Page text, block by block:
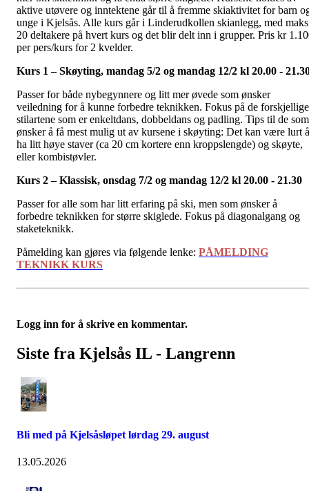
aktive utøvere og inntektene går til å fremme skiaktivitet for barn
unge i Kjelsås. Alle kurs går i Linderudkollen skianlegg, med maks
20 deltakere på hvert kurs og det blir delt inn i grupper. Pris kr
per pers/kurs for 2 kvelder.
Kurs 1 – Skøyting, mandag 5/2 og mandag 12/2 kl 20.00 -
Passer for både nybegynnere og litt mer øvede som ønsker
veiledning for å kunne forbedre teknikken. Fokus på de forskjellige
stilartene som er enkeltdans, dobbeldans og padling. Tips til de som
ønsker å få mest mulig ut av kursene i skøyting: Det kan være lurt å
ha litt høye staver (ca 20 cm kortere enn kroppslengde) og skøyte,
eller kombistøvler.
Kurs 2 – Klassisk, onsdag 7/2 og mandag 12/2 kl 20.00 - 21.30
Passer for alle som har litt erfaring på ski, men som ønsker å
forbedre teknikken for større skiglede. Fokus på diagonalgang og
staketeknikk.
Påmelding kan gjøres via følgende lenke: PÅMELDING
TEKNIKK KURS
Logg inn for å skrive en kommentar.
Siste fra Kjelsås IL - Langrenn
Bli med på Kjelsåsløpet lørdag 29. august
13.05.2026